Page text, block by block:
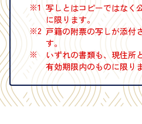
※1 写しとはコピーではなく
に限ります。
※2 戸籍の附票の写しが添付
す。
※
いずれの書類も、現住所
有効期限内のものに限り